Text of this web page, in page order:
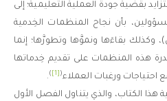
بقضية جودة العملية التعليمية؛ إلى
بأن نجاح المنظمات الخِدمية
وكذلك بقاءَها ونموَّها وتطورَّها؛ إنما
هذه المنظمات على تقديم خِدماتها
احتياجات ورغبات العملاء(
)
.
الكتاب، والذي يتناول الفصل الأول